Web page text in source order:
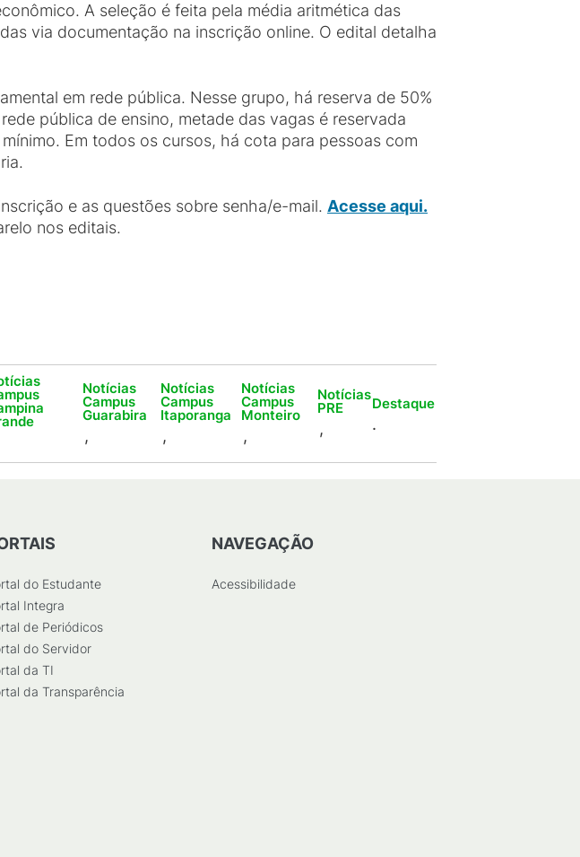
A seleção é feita pela média aritmética das
via documentação na inscrição online. O edital detalha
em rede pública. Nesse grupo, há reserva de 50%
pública de ensino, metade das vagas é reservada
Em todos os cursos, há cota para pessoas com
e as questões sobre senha/e-mail. Acesse aqui.
nos editais.
Notícias
Campus
Guarabira
,
Notícias
Campus
Itaporanga
,
Notícias
Campus
Monteiro
,
Notícias
PRE
,
Destaque
.
do Estudante
Integra
de Periódicos
do Servidor
da TI
da Transparência
NAVEGAÇÃO
Acessibilidade